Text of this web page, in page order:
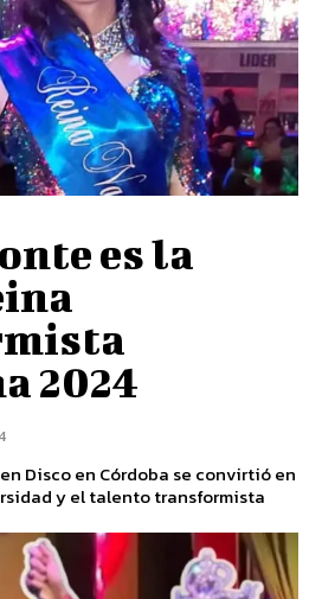
es la
2024
Disco en Córdoba se convirtió en
y el talento transformista